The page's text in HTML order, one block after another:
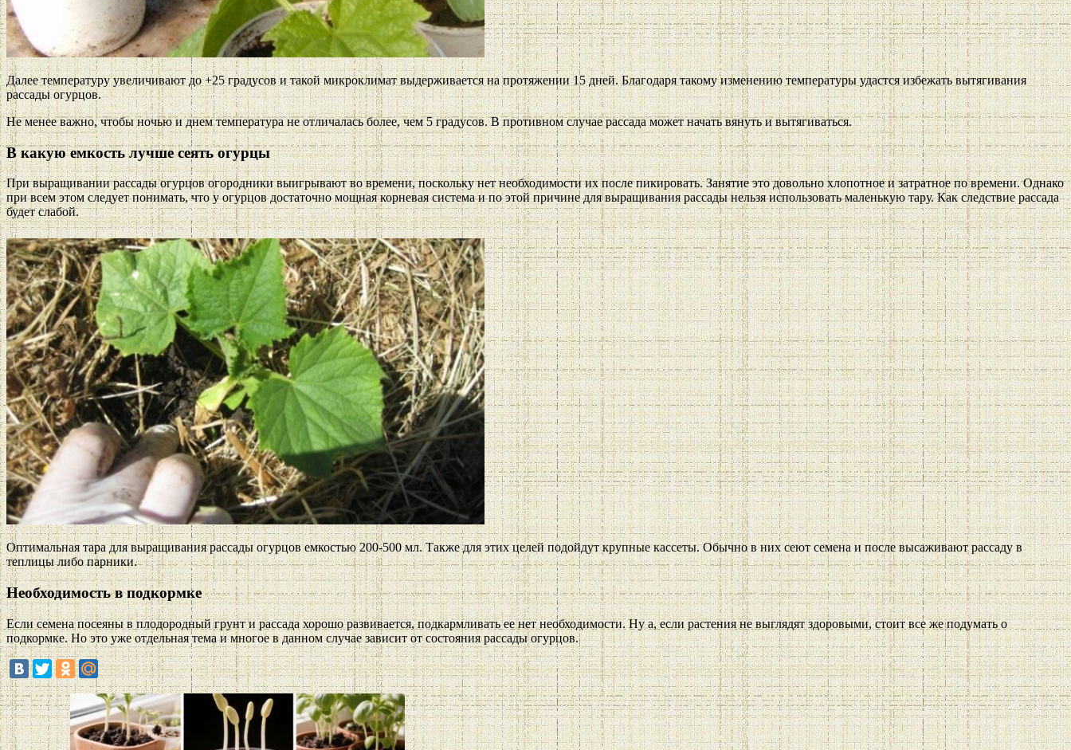
Далее температуру увеличивают до +25 градусов и такой микроклимат выдерживается на протяжении 15 дней. Благодаря такому изменению температуры удастся избежать вытягивания
рассады огурцов.
Не менее важно, чтобы ночью и днем температура не отличалась более, чем 5 градусов. В противном случае рассада может начать вянуть и вытягиваться.
В какую емкость лучше сеять огурцы
При выращивании рассады огурцов огородники выигрывают во времени, поскольку нет необходимости их после пикировать. Занятие это довольно хлопотное и затратное по времени. Однако
при всем этом следует понимать, что у огурцов достаточно мощная корневая система и по этой причине для выращивания рассады нельзя использовать маленькую тару. Как следствие рассада
будет слабой.
Оптимальная тара для выращивания рассады огурцов емкостью 200-500 мл. Также для этих целей подойдут крупные кассеты. Обычно в них сеют семена и после высаживают рассаду в
теплицы либо парники.
Необходимость в подкормке
Если семена посеяны в плодородный грунт и рассада хорошо развивается, подкармливать ее нет необходимости. Ну а, если растения не выглядят здоровыми, стоит все же подумать о
подкормке. Но это уже отдельная тема и многое в данном случае зависит от состояния рассады огурцов.